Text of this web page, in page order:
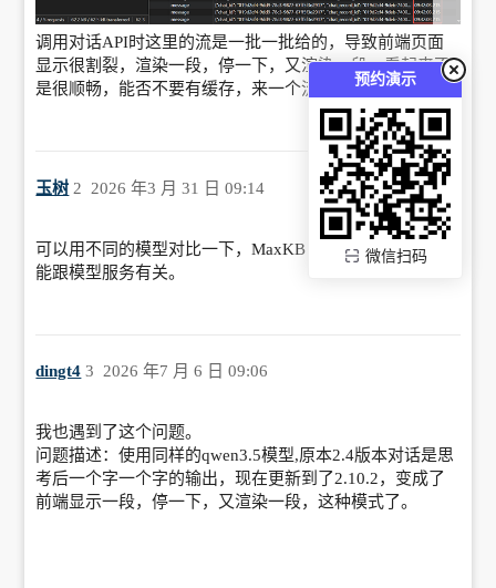
预约演示
微信扫码
调用对话API时这里的流是一批一批给的，导致前端页面
显示很割裂，渲染一段，停一下，又渲染一段，看起来不
是很顺畅，能否不要有缓存，来一个流就立马给呢
玉树 2026 年3 月 31 日 09:14
2
可以用不同的模型对比一下，MaxKB 是收到即返回的，可
能跟模型服务有关。
dingt4 2026 年7 月 6 日 09:06
3
我也遇到了这个问题。
问题描述：使用同样的qwen3.5模型,原本2.4版本对话是思
考后一个字一个字的输出，现在更新到了2.10.2，变成了
前端显示一段，停一下，又渲染一段，这种模式了。